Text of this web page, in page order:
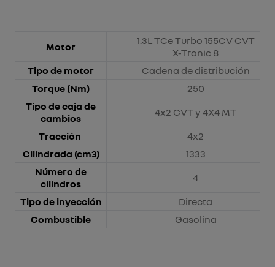
Motor
1.3L TCe Turbo 155CV CVT
X-Tronic 8
Tipo de motor
Cadena de distribución
Torque (Nm)
250
Tipo de caja de
cambios
4x2 CVT y 4X4 MT
Tracción
4x2
Cilindrada (cm3)
1333
Número de
cilindros
4
Tipo de inyección
Directa
Combustible
Gasolina